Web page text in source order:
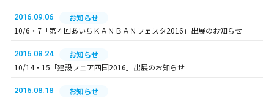
2016.09.06
お知らせ
10/6・7「第４回あいちＫＡＮＢＡＮフェスタ2016」出展のお知らせ
2016.08.24
お知らせ
10/14・15「建設フェア四国2016」出展のお知らせ
2016.08.18
お知らせ